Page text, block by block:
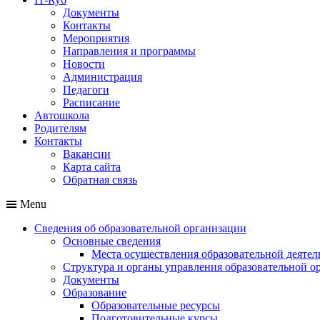
Документы
Контакты
Мероприятия
Направления и программы
Новости
Администрация
Педагоги
Расписание
Автошкола
Родителям
Контакты
Вакансии
Карта сайта
Обратная связь
Menu
Сведения об образовательной организации
Основные сведения
Места осуществления образовательной
Структура и органы управления образовательной
Документы
Образование
Образовательные ресурсы